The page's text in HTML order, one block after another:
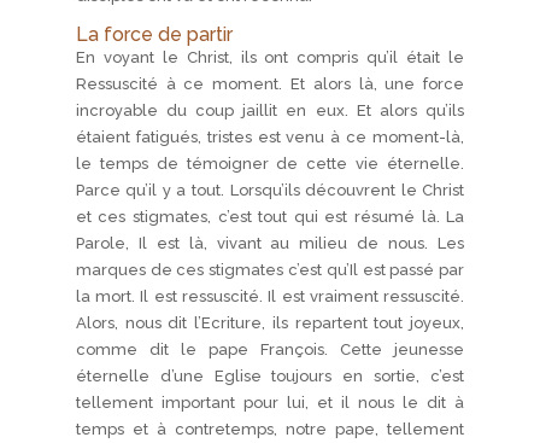
La force de partir
En voyant le Christ, ils ont compris qu’il était le
Ressuscité à ce moment. Et alors là, une force
incroyable du coup jaillit en eux. Et alors qu’ils
étaient fatigués, tristes est venu à ce moment-là,
le temps de témoigner de cette vie éternelle.
Parce qu’il y a tout. Lorsqu’ils découvrent le Christ
et ces stigmates, c’est tout qui est résumé là. La
Parole, Il est là, vivant au milieu de nous. Les
marques de ces stigmates c’est qu’Il est passé par
la mort. Il est ressuscité. Il est vraiment ressuscité.
Alors, nous dit l’Ecriture, ils repartent tout joyeux,
comme dit le pape François. Cette jeunesse
éternelle d’une Eglise toujours en sortie, c’est
tellement important pour lui, et il nous le dit à
temps et à contretemps, notre pape, tellement